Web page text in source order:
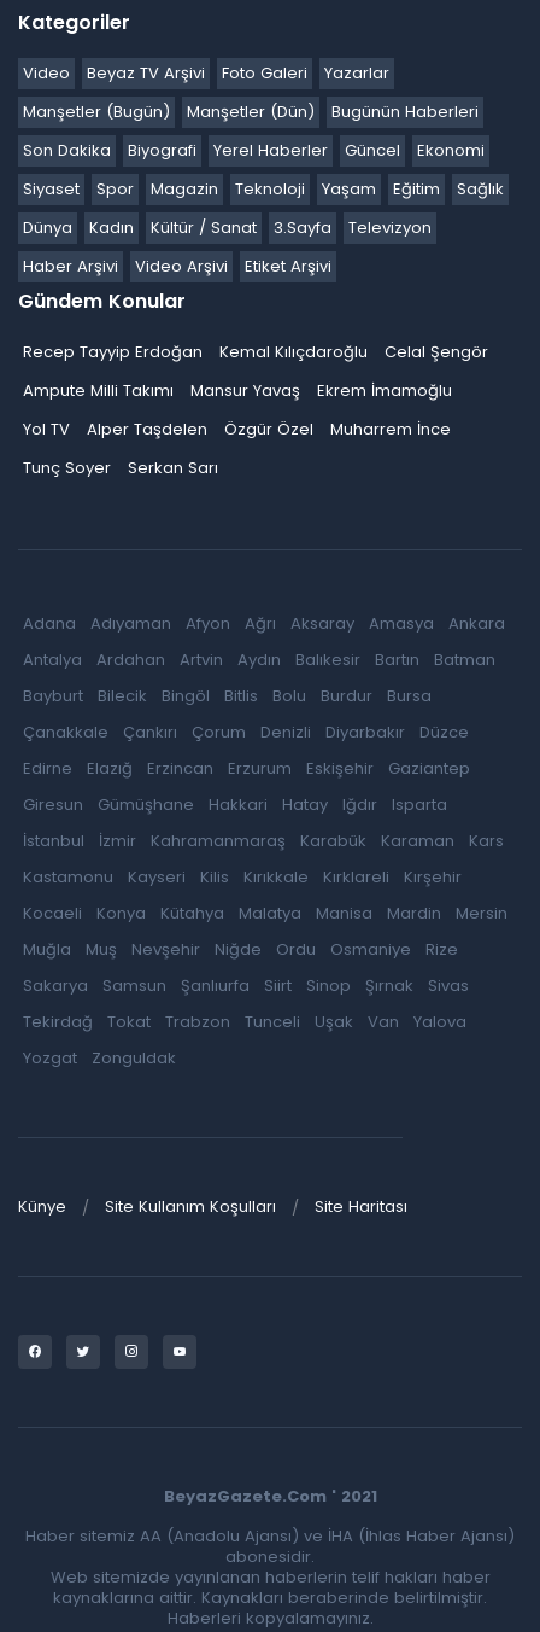
Kategoriler
Video Beyaz TV Arşivi Foto Galeri
Yazarlar
Manşetler (Bugün)
Manşetler (Dün)
Bugünün Haberleri
Son Dakika
Biyografi Yerel Haberler Güncel
Ekonomi
Siyaset
Spor Magazin Teknoloji Yaşam Eğitim
Sağlık
Dünya
Kadın Kültür / Sanat 3.Sayfa
Televizyon
Haber Arşivi
Video Arşivi Etiket Arşivi
Gündem Konular
Recep Tayyip Erdoğan Kemal Kılıçdaroğlu
Celal Şengör
Ampute Milli Takımı
Mansur Yavaş
Ekrem İmamoğlu
Yol TV
Alper Taşdelen Özgür Özel
Muharrem İnce
Tunç Soyer
Serkan Sarı
Adana Adıyaman Afyon Ağrı Aksaray Amasya
Ankara
Antalya
Ardahan Artvin Aydın Balıkesir Bartın
Batman
Bayburt
Bilecik Bingöl Bitlis Bolu Burdur
Bursa
Çanakkale
Çankırı Çorum Denizli Diyarbakır
Düzce
Edirne
Elazığ Erzincan Erzurum Eskişehir
Gaziantep
Giresun
Gümüşhane Hakkari Hatay Iğdır
Isparta
İstanbul
İzmir Kahramanmaraş Karabük Karaman
Kars
Kastamonu
Kayseri Kilis Kırıkkale Kırklareli
Kırşehir
Kocaeli
Konya Kütahya Malatya Manisa Mardin
Mersin
Muğla
Muş Nevşehir Niğde Ordu Osmaniye
Rize
Sakarya
Samsun Şanlıurfa Siirt Sinop Şırnak
Sivas
Tekirdağ
Tokat Trabzon Tunceli Uşak Van
Yalova
Yozgat
Zonguldak
Künye Site Kullanım Koşulları Site Haritası
BeyazGazete.Com ' 2021
Haber sitemiz AA (Anadolu Ajansı) ve İHA (İhlas Haber Ajansı)
abonesidir.
Web sitemizde yayınlanan haberlerin telif hakları haber
kaynaklarına aittir. Kaynakları beraberinde belirtilmiştir.
Haberleri kopyalamayınız.